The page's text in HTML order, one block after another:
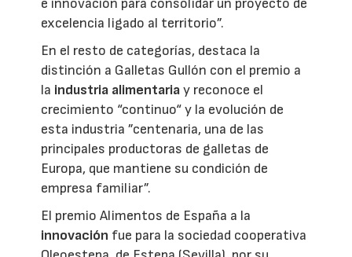
e innovación para consolidar un proyecto de
excelencia ligado al territorio”.
En el resto de categorías, destaca la
distinción a Galletas Gullón con el premio a
la industria alimentariay reconoce el
crecimiento “continuo“ y la evolución de
esta industria ”centenaria, una de las
principales productoras de galletas de
Europa, que mantiene su condición de
empresa familiar”.
El premio Alimentos de España a la
innovación fue para la sociedad cooperativa